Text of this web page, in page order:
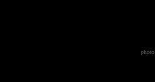
photo